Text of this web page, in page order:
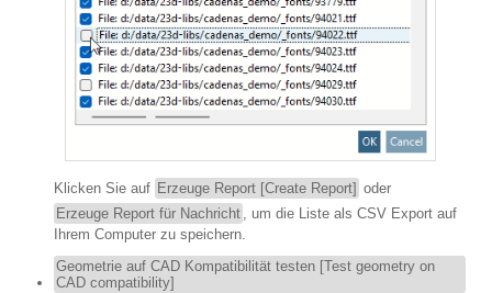
Klicken Sie auf Erzeuge Report [Create Report] oder
Erzeuge Report für Nachricht , um die Liste als CSV Export auf
Ihrem Computer zu speichern.
Geometrie auf CAD Kompatibilität testen [Test geometry on
CAD compatibility]